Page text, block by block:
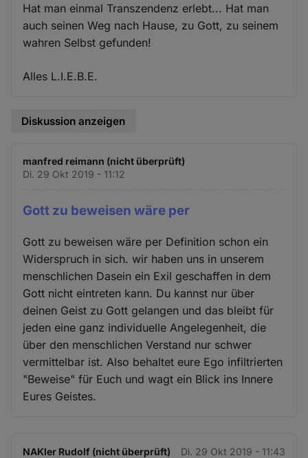
Hat man einmal Transzendenz erlebt... Hat man
auch seinen Weg nach Hause, zu Gott, zu seinem
wahren Selbst gefunden!
Alles L.I.E.B.E.
Diskussion anzeigen
manfred reimann (nicht überprüft)
Di. 29 Okt 2019 - 11:12
Gott zu beweisen wäre per
Gott zu beweisen wäre per Definition schon ein
Widerspruch in sich. wir haben uns in unserem
menschlichen Dasein ein Exil geschaffen in dem
Gott nicht eintreten kann. Du kannst nur über
deinen Geist zu Gott gelangen und das bleibt für
jeden eine ganz individuelle Angelegenheit, die
über den menschlichen Verstand nur schwer
vermittelbar ist. Also behaltet eure Ego infiltrierten
"Beweise" für Euch und wagt ein Blick ins Innere
Eures Geistes.
NAKler Rudolf (nicht überprüft) Di. 29 Okt 2019 - 11:43